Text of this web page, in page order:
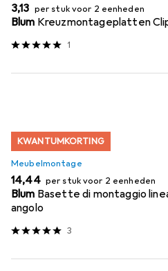
EUR
3,13 per stuk voor 2 eenheden
Blum Kreuzmontageplatten
1
KWANTUMKORTING
Meubelmontage
EUR
14,44 per stuk voor 2 eenheden
Blum Basette di montaggio
angolo
3